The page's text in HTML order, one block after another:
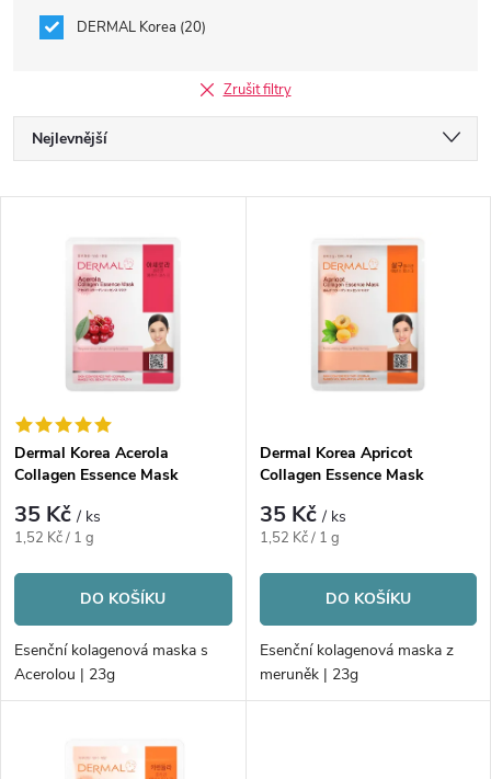
DERMAL Korea 20
Zrušit filtry
Ř
a
í
p
r
o
d
u
Nejlevnější
Abecedně
s
p
r
o
d
u
Dermal Korea Acerola
Collagen Essence Mask
35 Kč/ ks
Měrná
1,52 Kč / 1 g
DO KOŠÍKU
Esenční kolagenová maska s
Acerolou | 23g
Dermal Korea Apricot
Collagen Essence Mask
35 Kč/ ks
Měrná
1,52 Kč / 1 g
DO KOŠÍKU
Esenční kolagenová maska z
meruněk | 23g